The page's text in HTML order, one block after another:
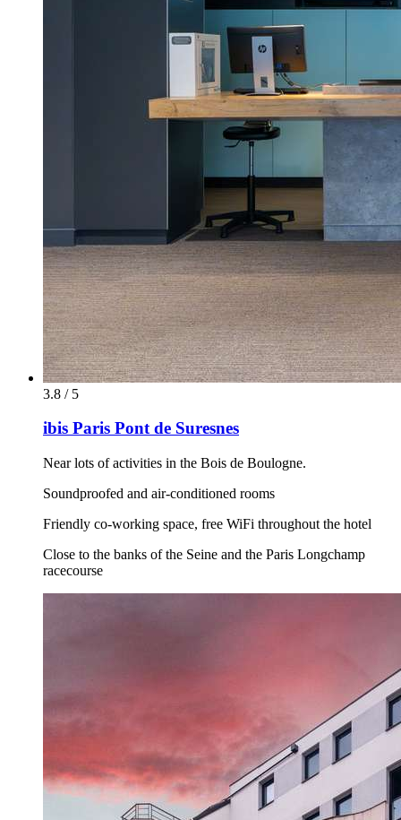
3.8 / 5
ibis Paris Pont de Suresnes
Near lots of activities in the Bois de Boulogne.
Soundproofed and air-conditioned rooms
Friendly co-working space, free WiFi throughout the hotel
Close to the banks of the Seine and the Paris Longchamp
racecourse